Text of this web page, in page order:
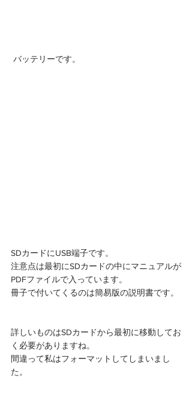
バッテリーです。
SDカードにUSB端子です。
注意点は最初にSDカードの中にマニュアルが
PDFファイルで入っています。
冊子で付いてくるのは簡易版の説明書です。
詳しいものはSDカードから最初に移動してお
く必要がありますね。
間違って私はフォーマットしてしまいまし
た。